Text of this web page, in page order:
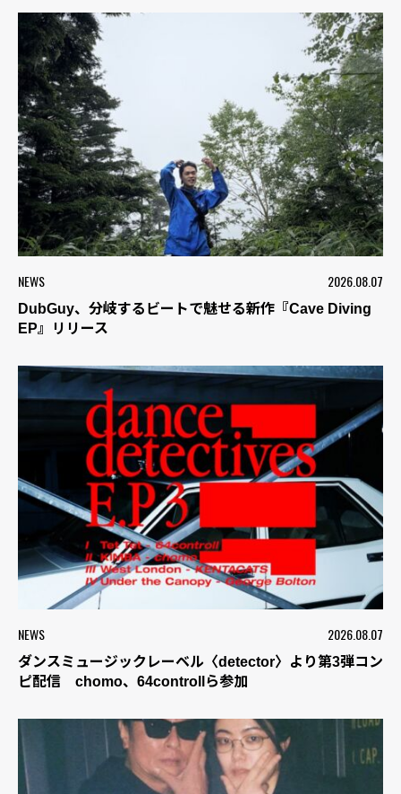
NEWS 2026.08.07
DubGuy、分岐するビートで魅せる新作『Cave Diving
EP』リリース
NEWS 2026.08.07
ダンスミュージックレーベル〈detector〉より第3弾コン
ピ配信 chomo、64controllら参加